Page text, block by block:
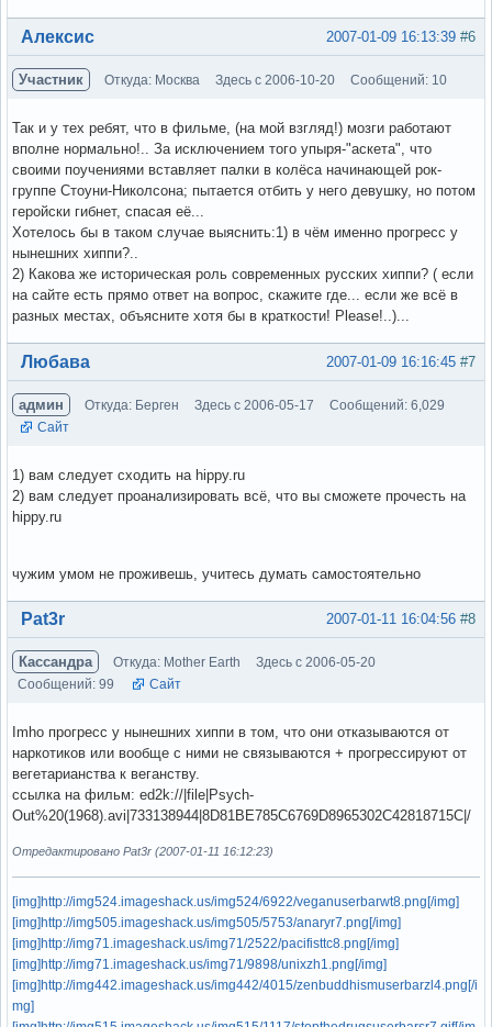
Вне форума #6
2007-01-09 16:13:39
Алексис
Участник Откуда: Москва Здесь с 2006-10-20 Сообщений: 10
Так и у тех ребят, что в фильме, (на мой взгляд!) мозги работают
вполне нормально!.. За исключением того упыря-"аскета", что
своими поучениями вставляет палки в колёса начинающей рок-
группе Стоуни-Николсона; пытается отбить у него девушку, но потом
геройски гибнет, спасая её...
Хотелось бы в таком случае выяснить:1) в чём именно прогресс у
нынешних хиппи?..
2) Какова же историческая роль современных русских хиппи? ( если
на сайте есть прямо ответ на вопрос, скажите где... если же всё в
разных местах, объясните хотя бы в краткости! Please!..)...
Вне форума #7
2007-01-09 16:16:45
Любава
админ Откуда: Берген Здесь с 2006-05-17
Сообщений: 6,029
Сайт
1) вам следует сходить на hippy.ru
2) вам следует проанализировать всё, что вы сможете прочесть на
hippy.ru
чужим умом не проживешь, учитесь думать самостоятельно
Вне форума #8
2007-01-11 16:04:56
Pat3r
Кассандра Откуда: Mother Earth
Здесь с 2006-05-20
Сообщений: 99
Сайт
Imho прогресс у нынешних хиппи в том, что они отказываются от
наркотиков или вообще с ними не связываются + прогрессируют от
вегетарианства к веганству.
ссылка на фильм: ed2k://|file|Psych-
Out%20(1968).avi|733138944|8D81BE785C6769D8965302C42818715C|/
Отредактировано Pat3r (2007-01-11 16:12:23)
[img]http://img524.imageshack.us/img524/6922/veganuserbarwt8.png[/img]
[img]http://img505.imageshack.us/img505/5753/anaryr7.png[/img]
[img]http://img71.imageshack.us/img71/2522/pacifisttc8.png[/img]
[img]http://img71.imageshack.us/img71/9898/unixzh1.png[/img]
[img]http://img442.imageshack.us/img442/4015/zenbuddhismuserbarzl4.png[/i
mg]